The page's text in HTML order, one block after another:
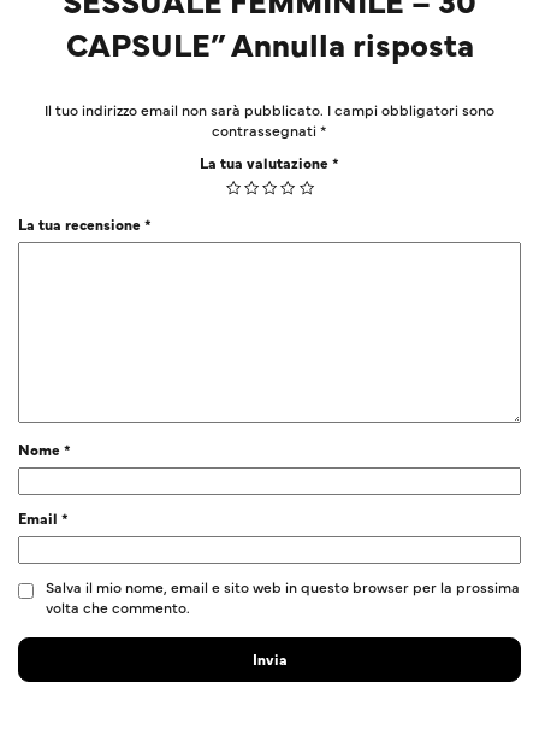
CAPSULE” Annulla risposta
Il tuo indirizzo email non sarà pubblicato. I campi obbligatori sono
contrassegnati*
La tua valutazione*
La tua recensione*
Nome*
Email *
Salva il mio nome, email e sito web in questo browser per la prossima
volta che commento.